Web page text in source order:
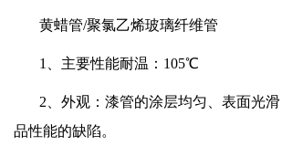
黄蜡管/聚氯乙烯玻璃纤维管
1、主要性能耐温：105℃
2、外观：漆管的涂层均匀、表面光
品性能的缺陷。